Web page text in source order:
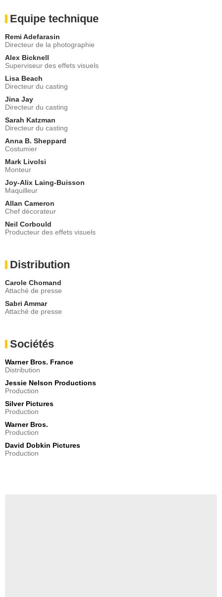
Equipe technique
Remi Adefarasin
Directeur de la photographie
Alex Bicknell
Superviseur des effets visuels
Lisa Beach
Directeur du casting
Jina Jay
Directeur du casting
Sarah Katzman
Directeur du casting
Anna B. Sheppard
Costumier
Mark Livolsi
Monteur
Joy-Alix Laing-Buisson
Maquilleur
Allan Cameron
Chef décorateur
Neil Corbould
Producteur des effets visuels
Distribution
Carole Chomand
Attaché de presse
Sabri Ammar
Attaché de presse
Sociétés
Warner Bros. France
Distribution
Jessie Nelson Productions
Production
Silver Pictures
Production
Warner Bros.
Production
David Dobkin Pictures
Production